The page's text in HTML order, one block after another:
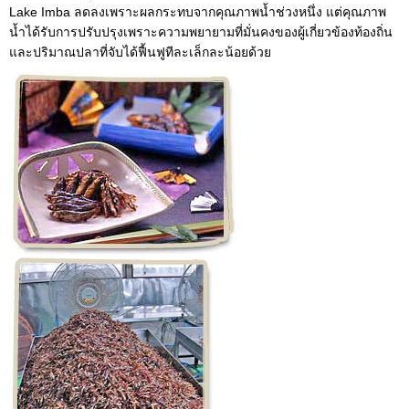
Lake Imba ลดลงเพราะผลกระทบจากคุณภาพน้ำช่วงหนึ่ง แต่คุณภาพ
น้ำได้รับการปรับปรุงเพราะความพยายามที่มั่นคงของผู้เกี่ยวข้องท้องถิ่น
และปริมาณปลาที่จับได้ฟื้นฟูทีละเล็กละน้อยด้วย